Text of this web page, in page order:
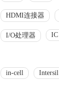
HDMI连接器
I/O处理器 IC
in-cell Intersil